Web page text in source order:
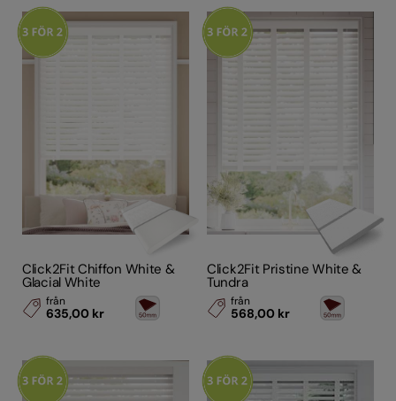
Click2Fit Chiffon White &
Glacial White
från
635,00 kr
Click2Fit Pristine White &
Tundra
från
568,00 kr